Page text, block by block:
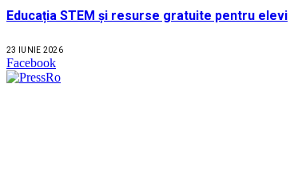
Educația STEM și resurse gratuite pentru elevi
23 IUNIE 2026
Facebook